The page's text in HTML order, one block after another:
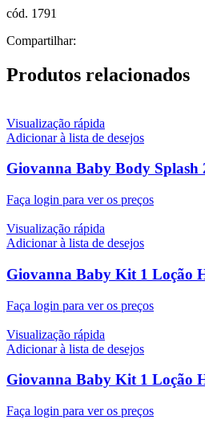
cód. 1791
Compartilhar:
Produtos relacionados
Visualização rápida
Adicionar à lista de desejos
Giovanna Baby Body Splash
Faça login para ver os preços
Visualização rápida
Adicionar à lista de desejos
Giovanna Baby Kit 1 Loção
Faça login para ver os preços
Visualização rápida
Adicionar à lista de desejos
Giovanna Baby Kit 1 Loção
Faça login para ver os preços